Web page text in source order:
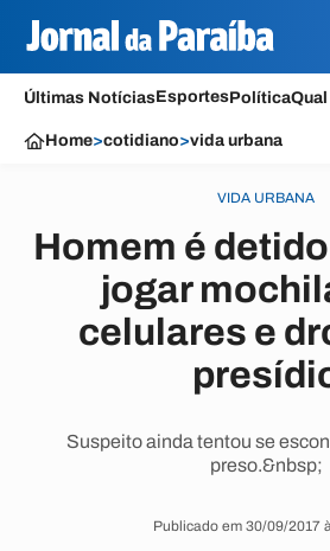
Últimas NotíciasEsportesPolítica
Home>cotidiano>vida urbana
VIDA URBANA
Homem é
jogar
celulares e
Suspeito ainda tentou se
preso.&nbsp;
Publicado em 30/09/2017